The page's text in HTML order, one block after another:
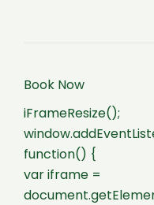
Book Now
iFrameResize();
function() {
var iframe =